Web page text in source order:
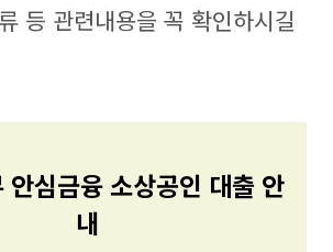
등 관련내용을 꼭 확인하시길
심금융 소상공인 대출 안
내